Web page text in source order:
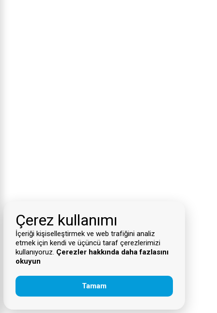
Çerez kullanımı
İçeriği kişiselleştirmek ve web trafiğini analiz
etmek için kendi ve üçüncü taraf çerezlerimizi
kullanıyoruz. Çerezler hakkında daha fazlasını
okuyun
Tamam